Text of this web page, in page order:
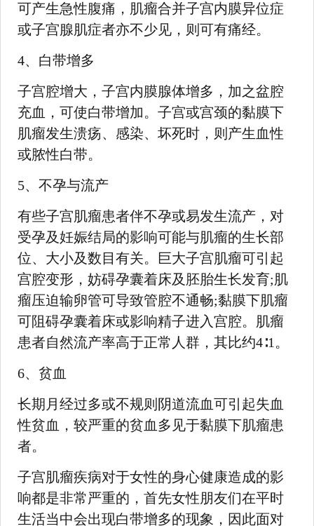
可产生急性腹痛，肌瘤合并子宫内膜异位症
或子宫腺肌症者亦不少见，则可有痛经。
4、白带增多
子宫腔增大，子宫内膜腺体增多，加之盆腔
充血，可使白带增加。子宫或宫颈的黏膜下
肌瘤发生溃疡、感染、坏死时，则产生血性
或脓性白带。
5、不孕与流产
有些子宫肌瘤患者伴不孕或易发生流产，对
受孕及妊娠结局的影响可能与肌瘤的生长部
位、大小及数目有关。巨大子宫肌瘤可引起
宫腔变形，妨碍孕囊着床及胚胎生长发育;肌
瘤压迫输卵管可导致管腔不通畅;黏膜下肌瘤
可阻碍孕囊着床或影响精子进入宫腔。肌瘤
患者自然流产率高于正常人群，其比约4∶1。
6、贫血
长期月经过多或不规则阴道流血可引起失血
性贫血，较严重的贫血多见于黏膜下肌瘤患
者。
子宫肌瘤疾病对于女性的身心健康造成的影
响都是非常严重的，首先女性朋友们在平时
生活当中会出现白带增多的现象，因此面对